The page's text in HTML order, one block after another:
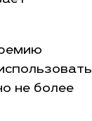
не более